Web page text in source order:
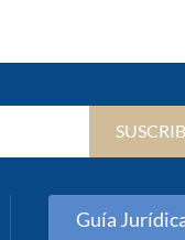
Guía